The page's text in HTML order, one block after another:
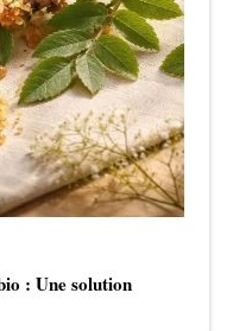
: Une solution